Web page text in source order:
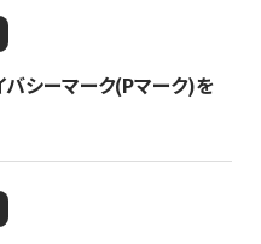
シーマーク(Pマーク)を